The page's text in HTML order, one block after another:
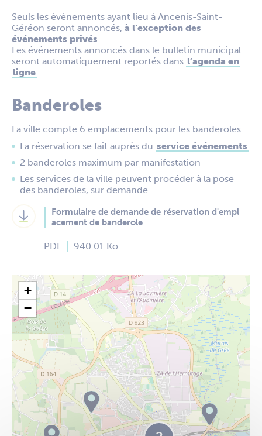
Seuls les événements ayant lieu à Ancenis-Saint-
Géréon seront annoncés, à l’exception des
événements privés.
Les événements annoncés dans le bulletin municipal
seront automatiquement reportés dans l’agenda en
ligne.
Banderoles
La ville compte 6 emplacements pour les banderoles
La réservation se fait auprès du service événements
2 banderoles maximum par manifestation
Les services de la ville peuvent procéder à la pose
des banderoles, sur demande.
Formulaire de demande de réservation d'empl
acement de banderole
PDF 940.01 Ko
+
−